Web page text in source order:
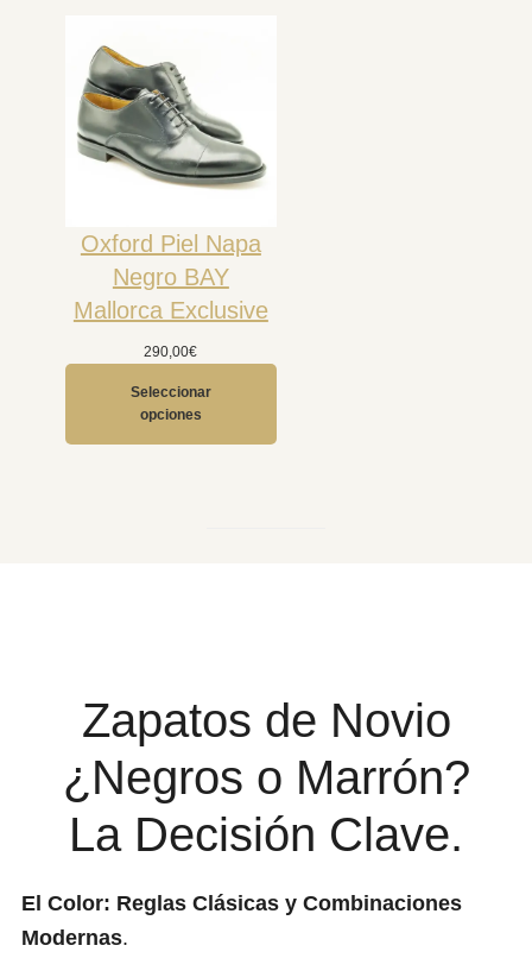
Oxford Piel Napa
Negro BAY
Mallorca Exclusive
290,00€
Seleccionar
opciones
Zapatos de Novio
¿Negros o Marrón?
La Decisión Clave.
El Color: Reglas Clásicas y Combinaciones
Modernas.